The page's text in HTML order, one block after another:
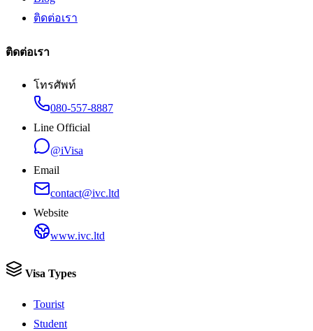
ติดต่อเรา
ติดต่อเรา
โทรศัพท์
080-557-8887
Line Official
@iVisa
Email
contact@ivc.ltd
Website
www.ivc.ltd
Visa Types
Tourist
Student